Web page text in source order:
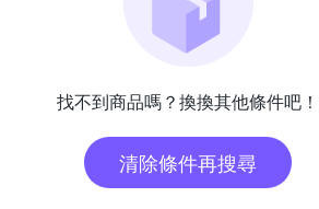
找不到商品嗎？換換其他條件吧！
清除條件再搜尋